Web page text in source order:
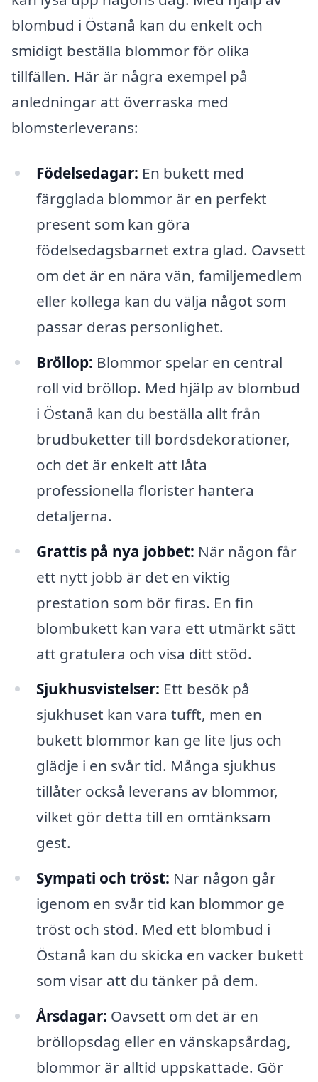
blombud i Östanå kan du enkelt och
smidigt beställa blommor för olika
tillfällen. Här är några exempel på
anledningar att överraska med
blomsterleverans:
Födelsedagar: En bukett med
färgglada blommor är en perfekt
present som kan göra
födelsedagsbarnet extra glad. Oavsett
om det är en nära vän, familjemedlem
eller kollega kan du välja något som
passar deras personlighet.
Bröllop: Blommor spelar en central
roll vid bröllop. Med hjälp av blombud
i Östanå kan du beställa allt från
brudbuketter till bordsdekorationer,
och det är enkelt att låta
professionella florister hantera
detaljerna.
Grattis på nya jobbet: När någon får
ett nytt jobb är det en viktig
prestation som bör firas. En fin
blombukett kan vara ett utmärkt sätt
att gratulera och visa ditt stöd.
Sjukhusvistelser: Ett besök på
sjukhuset kan vara tufft, men en
bukett blommor kan ge lite ljus och
glädje i en svår tid. Många sjukhus
tillåter också leverans av blommor,
vilket gör detta till en omtänksam
gest.
Sympati och tröst: När någon går
igenom en svår tid kan blommor ge
tröst och stöd. Med ett blombud i
Östanå kan du skicka en vacker bukett
som visar att du tänker på dem.
Årsdagar: Oavsett om det är en
bröllopsdag eller en vänskapsårdag,
blommor är alltid uppskattade. Gör